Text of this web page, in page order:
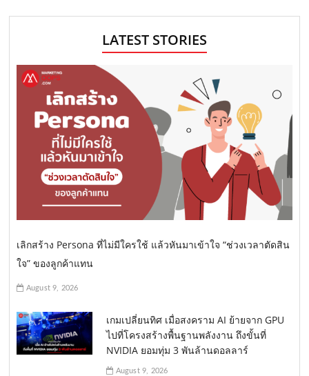
LATEST STORIES
เลิกสร้าง Persona ที่ไม่มีใครใช้ แล้วหันมาเข้าใจ “ช่วงเวลาตัดสิน
ใจ” ของลูกค้าแทน
August 9, 2026
เกมเปลี่ยนทิศ เมื่อสงคราม AI ย้ายจาก GPU
ไปที่โครงสร้างพื้นฐานพลังงาน ถึงขั้นที่
NVIDIA ยอมทุ่ม 3 พันล้านดอลลาร์
August 9, 2026